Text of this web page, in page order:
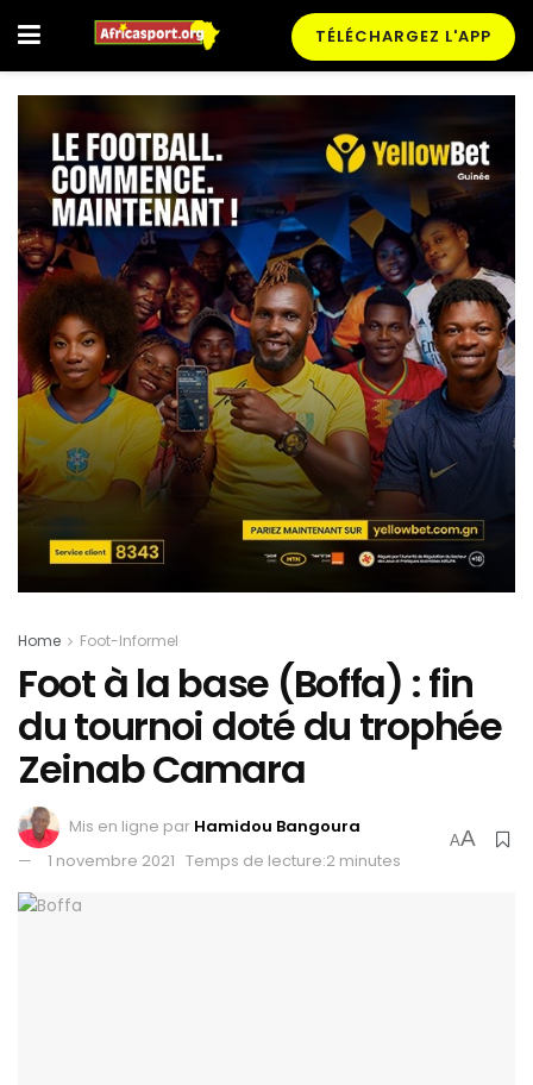
TÉLÉCHARGEZ L'APP
Home Foot-Informel
Foot à la base (Boffa) : fin
du tournoi doté du trophée
Zeinab Camara
Mis en ligne par Hamidou Bangoura
1 novembre 2021 Temps de lecture:2 minutes
AA